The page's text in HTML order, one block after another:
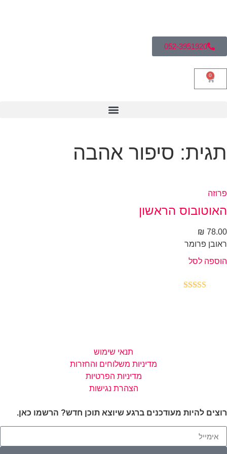
052-3951920
0
סיפור אהבה
הראשון
₪
פרומר
לסל
תנאי שימוש
מדיניות משלוחים והחזרות
מדיניות הפרטיות
הצהרת נגישות
להיות מעודכנים ברגע שיוצא תוכן חדש? הרשמו כאן.